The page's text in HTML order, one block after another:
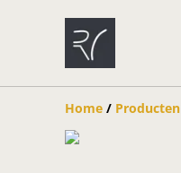
Home / Producten